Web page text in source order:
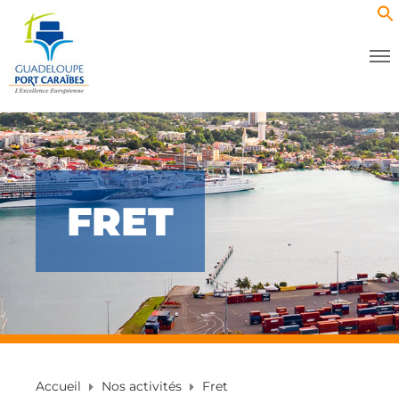
FRET
Accueil Nos activités Fret